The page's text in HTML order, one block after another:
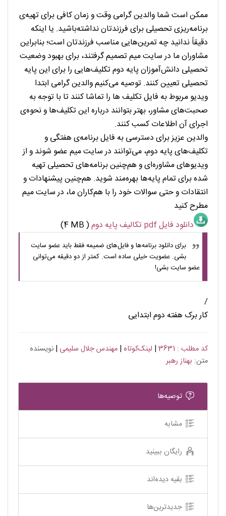
. . . . . . . . . . . . .
ممکن است شما والدین گرامی وقت و زمان کافی برای تهیه‌ی
برنامه‌ریزی تحصیلی برای فرزندتان نداشته‌باشید. یا اینکه
دقیقاً ندانید چه تمرین‌هایی مناسب فرزندتان است؛ بنابراین
مشاوران ما در سایت میم تصمیم گرفتند، برای بهبود وضعیت
تحصیلی دانش‌آموزان پایه دوم تکلیف‌هایی را برای این پایه
تحصیلی تعیین کنند. توصیه می‌کنیم والدین گرامی ابتدا
ویدیو مربوط به فایل تکلیف ها را تماشا کنند تا با توجه به
صحبت‌های مشاور، بهتر بتوانند درباره این تکلیف‌ها و نحوه‌ی
اجرای آن اطلاعات کسب کنند.
والدین عزیز برای دسترسی به فایل برنامه‌ی هفتگی و
تکلیف‌های پایه دوم، می‌توانند در سایت میم عضو شوند و از
ویدیوهای مشاوره‌ای و هم‌چنین برنامه‌های تحصیلی تهیه
شده برای تمام پایه‌ها بهره‌مند شوید. هم‌چنین پیشنهادات و
انتقادات و حتی سوالات خود را با هم‌کاران ما، در سایت میم
مطرح کنید
دانلود فایل pdf تکالیف پایه دوم
(4 MB )
برای دانلود برنامه‌ها و فایل‌های ضمیمه فقط باید عضو سایت
بشی. عضویت خیلی ساده است. کمتر از دو دقیقه می‌توانی
عضو سایت بشی!
/
کار برک هفته دوم ابتدایی
کد مطلب : 3631 | لینک‌کوتاه | مهندس جلال سلیمی | نویسنده
متن: بهناز رهبر
توصیه‌ها
مشابه
رایگان ببینید
بقیه دیده‌اند
جدیدترین‌ها